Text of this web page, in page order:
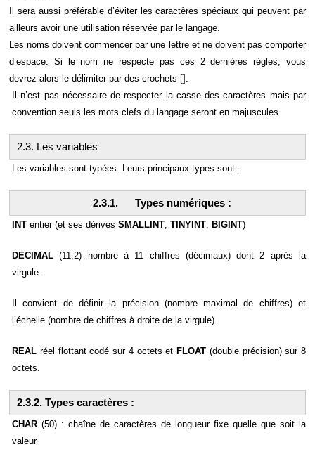
Il sera aussi préférable d’éviter les caractères spéciaux qui peuvent par
ailleurs avoir une utilisation réservée par le langage.
Les noms doivent commencer par une lettre et ne doivent pas comporter
d’espace. Si le nom ne respecte pas ces 2 dernières règles, vous
devrez alors le délimiter par des crochets [].
Il n’est pas nécessaire de respecter la casse des caractères mais par
convention seuls les mots clefs du langage seront en majuscules.
2.3. Les variables
Les variables sont typées. Leurs principaux types sont :
2.3.1. Types numériques :
INT entier (et ses dérivés SMALLINT, TINYINT, BIGINT)
DECIMAL (11,2) nombre à 11 chiffres (décimaux) dont 2 après la
virgule.
Il convient de définir la précision (nombre maximal de chiffres) et
l’échelle (nombre de chiffres à droite de la virgule).
REAL réel flottant codé sur 4 octets et FLOAT (double précision) sur 8
octets.
2.3.2. Types caractères :
CHAR (50) : chaîne de caractères de longueur fixe quelle que soit la
valeur